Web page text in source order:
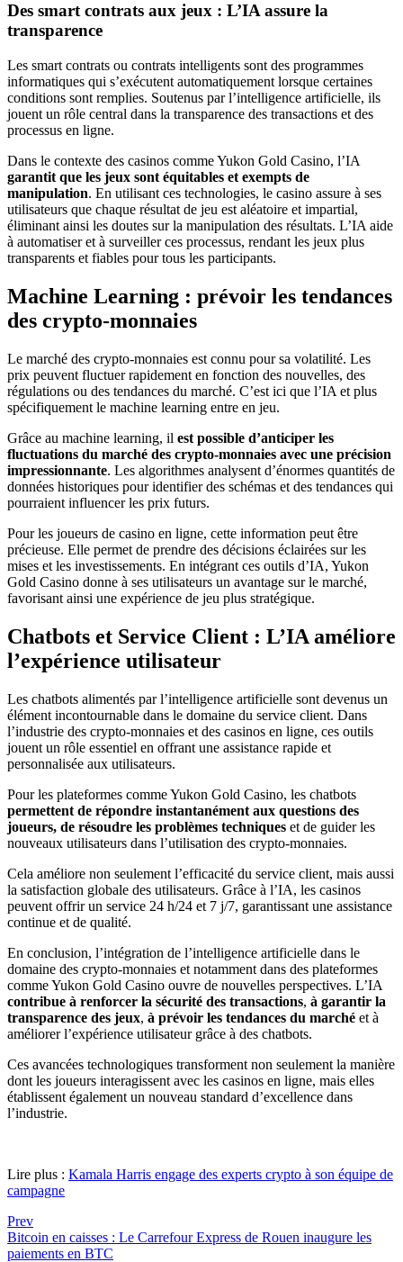
Des smart contrats aux jeux : L’IA assure la
transparence
Les smart contrats ou contrats intelligents sont des programmes
informatiques qui s’exécutent automatiquement lorsque certaines
conditions sont remplies. Soutenus par l’intelligence artificielle, ils
jouent un rôle central dans la transparence des transactions et des
processus en ligne.
Dans le contexte des casinos comme Yukon Gold Casino, l’IA
garantit que les jeux sont équitables et exempts de
manipulation. En utilisant ces technologies, le casino assure à ses
utilisateurs que chaque résultat de jeu est aléatoire et impartial,
éliminant ainsi les doutes sur la manipulation des résultats. L’IA aide
à automatiser et à surveiller ces processus, rendant les jeux plus
transparents et fiables pour tous les participants.
Machine Learning : prévoir les tendances
des crypto-monnaies
Le marché des crypto-monnaies est connu pour sa volatilité. Les
prix peuvent fluctuer rapidement en fonction des nouvelles, des
régulations ou des tendances du marché. C’est ici que l’IA et plus
spécifiquement le machine learning entre en jeu.
Grâce au machine learning, il est possible d’anticiper les
fluctuations du marché des crypto-monnaies avec une précision
impressionnante. Les algorithmes analysent d’énormes quantités de
données historiques pour identifier des schémas et des tendances qui
pourraient influencer les prix futurs.
Pour les joueurs de casino en ligne, cette information peut être
précieuse. Elle permet de prendre des décisions éclairées sur les
mises et les investissements. En intégrant ces outils d’IA, Yukon
Gold Casino donne à ses utilisateurs un avantage sur le marché,
favorisant ainsi une expérience de jeu plus stratégique.
Chatbots et Service Client : L’IA améliore
l’expérience utilisateur
Les chatbots alimentés par l’intelligence artificielle sont devenus un
élément incontournable dans le domaine du service client. Dans
l’industrie des crypto-monnaies et des casinos en ligne, ces outils
jouent un rôle essentiel en offrant une assistance rapide et
personnalisée aux utilisateurs.
Pour les plateformes comme Yukon Gold Casino, les chatbots
permettent de répondre instantanément aux questions des
joueurs, de résoudre les problèmes techniques et de guider les
nouveaux utilisateurs dans l’utilisation des crypto-monnaies.
Cela améliore non seulement l’efficacité du service client, mais aussi
la satisfaction globale des utilisateurs. Grâce à l’IA, les casinos
peuvent offrir un service 24 h/24 et 7 j/7, garantissant une assistance
continue et de qualité.
En conclusion, l’intégration de l’intelligence artificielle dans le
domaine des crypto-monnaies et notamment dans des plateformes
comme Yukon Gold Casino ouvre de nouvelles perspectives. L’IA
contribue à renforcer la sécurité des transactions, à garantir la
transparence des jeux, à prévoir les tendances du marché et à
améliorer l’expérience utilisateur grâce à des chatbots.
Ces avancées technologiques transforment non seulement la manière
dont les joueurs interagissent avec les casinos en ligne, mais elles
établissent également un nouveau standard d’excellence dans
l’industrie.
Lire plus : Kamala Harris engage des experts crypto à son équipe de
campagne
Prev
Bitcoin en caisses : Le Carrefour Express de Rouen inaugure les
paiements en BTC